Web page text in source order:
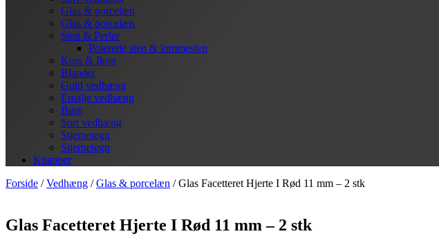
Glas & porcelæn
Glas & porcelæn
Sten & Perler
Polerede sten & lommesten
Kors & Ikon
Blandet
Guld vedhæng
Emalje vedhæng
Børn
Sort vedhæng
Stjernetegn
Stjernetegn
Knapper
Forside /Vedhæng /Glas & porcelæn / Glas Facetteret Hjerte I Rød 11 mm – 2 stk
Glas Facetteret Hjerte I Rød 11 mm – 2 stk